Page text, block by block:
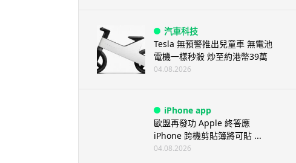
汽車科技
Tesla 無預警推出兒童車 無電池
電機一樣秒殺 炒至約港幣39萬
04.08.2026
iPhone app
歐盟再發功 Apple 終答應
iPhone 跨機剪貼簿將可貼 ...
04.08.2026